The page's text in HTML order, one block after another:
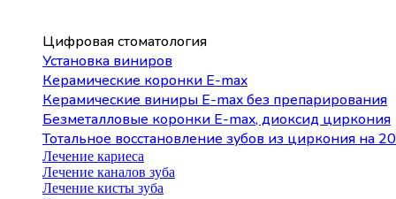
Цифровая стоматология
Установка виниров
Керамические коронки E-max
Керамические виниры E-max без препарирования
Безметалловые коронки Е-max, диоксид циркония
Тотальное восстановление зубов из циркония на
Лечение кариеса
Лечение каналов зуба
Лечение кисты зуба